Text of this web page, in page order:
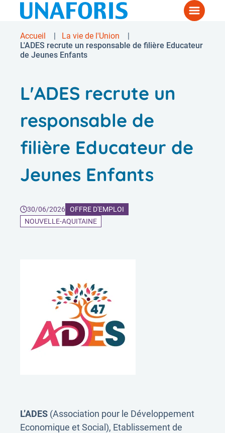
principal
Menu
Fil
Accueil
La vie de l'Union
L'ADES recrute un responsable de filière Educateur
de Jeunes Enfants
L'ADES recrute un
responsable de
filière Educateur de
Jeunes Enfants
30/06/2026 OFFRE D'EMPLOI
NOUVELLE-AQUITAINE
L’ADES (Association pour le Développement
Economique et Social), Etablissement de